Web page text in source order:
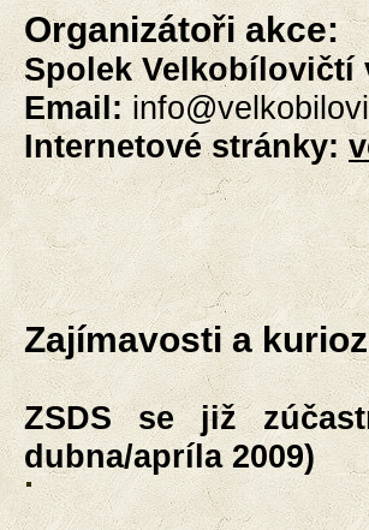
Organizátoři akce:
Spolek Velkobílovičtí
Email:i
Internetové stránky:
Zajímavosti a
ZSDS se již
dubna/apríla 2009)